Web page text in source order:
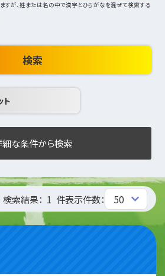
が、姓または名の中で漢字とひらがなを混ぜて検索する
検索
な条件から検索
検索結果： 1 件表示件数：